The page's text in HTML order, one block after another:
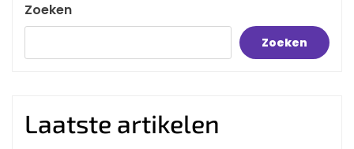
Zoeken
Zoeken
Laatste artikelen